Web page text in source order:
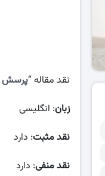
نقد مقاله “پرسش
زبان: انگلیسی
نقدمثبت: دارد
نقد منفی: دارد